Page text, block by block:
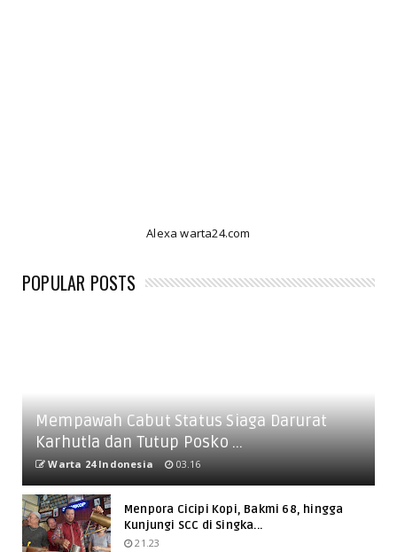
Alexa warta24.com
POPULAR POSTS
Mempawah Cabut Status Siaga Darurat
Karhutla dan Tutup Posko ...
Warta 24 Indonesia 03.16
Menpora Cicipi Kopi, Bakmi 68, hingga
Kunjungi SCC di Singka...
21.23